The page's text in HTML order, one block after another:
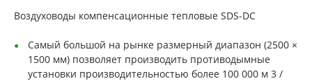
Воздуховоды компенсационные тепловые SDS-DC
Самый большой на рынке размерный диапазон (2500 ×
1500 мм) позволяет производить противодымные
установки производительностью более 100 000 м 3 /